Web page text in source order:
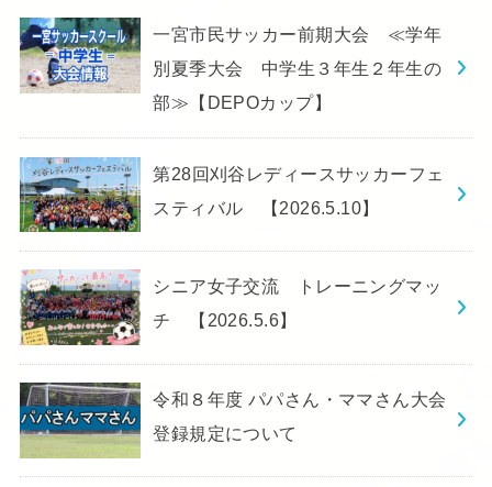
一宮市民サッカー前期大会 ≪学年
別夏季大会 中学生３年生２年生の
部≫【DEPOカップ】
第28回刈谷レディースサッカーフェ
スティバル 【2026.5.10】
シニア女子交流 トレーニングマッ
チ 【2026.5.6】
令和８年度 パパさん・ママさん大会
登録規定について